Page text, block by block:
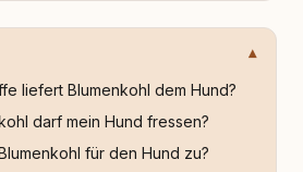
liefert Blumenkohl dem Hund?
darf mein Hund fressen?
für den Hund zu?